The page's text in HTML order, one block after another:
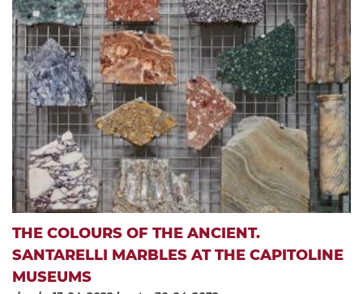
THE COLOURS OF THE ANCIENT.
SANTARELLI MARBLES AT THE CAPITOLINE
MUSEUMS